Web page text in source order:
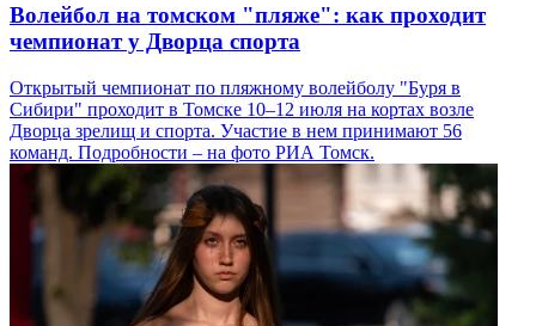
Волейбол на томском "пляже": как проходит
чемпионат у Дворца спорта
Открытый чемпионат по пляжному волейболу "Буря в
Сибири" проходит в Томске 10–12 июля на кортах возле
Дворца зрелищ и спорта. Участие в нем принимают 56
команд. Подробности – на фото РИА Томск.